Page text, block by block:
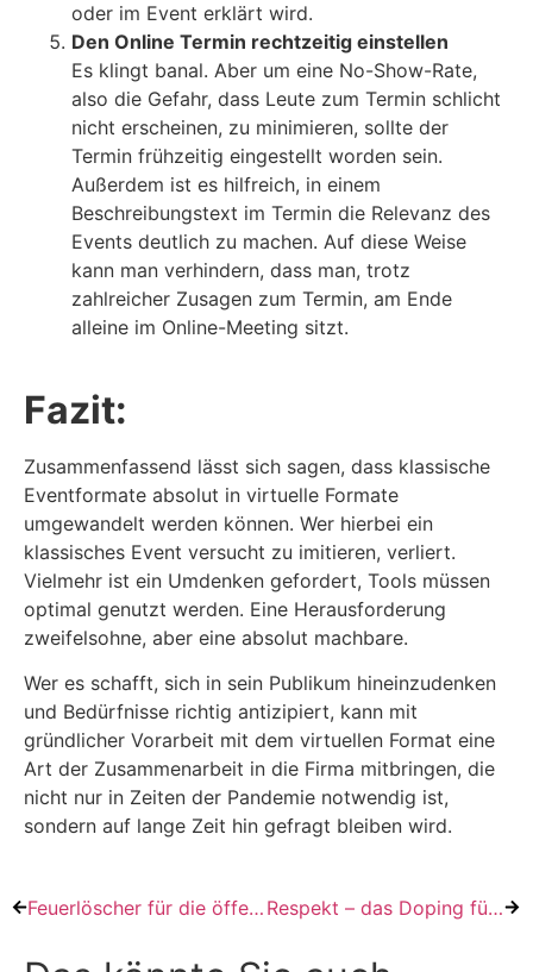
oder im Event erklärt wird.
Den Online Termin rechtzeitig einstellen
Es klingt banal. Aber um eine No-Show-Rate,
also die Gefahr, dass Leute zum Termin schlicht
nicht erscheinen, zu minimieren, sollte der
Termin frühzeitig eingestellt worden sein.
Außerdem ist es hilfreich, in einem
Beschreibungstext im Termin die Relevanz des
Events deutlich zu machen. Auf diese Weise
kann man verhindern, dass man, trotz
zahlreicher Zusagen zum Termin, am Ende
alleine im Online-Meeting sitzt.
Fazit:
Zusammenfassend lässt sich sagen, dass klassische
Eventformate absolut in virtuelle Formate
umgewandelt werden können. Wer hierbei ein
klassisches Event versucht zu imitieren, verliert.
Vielmehr ist ein Umdenken gefordert, Tools müssen
optimal genutzt werden. Eine Herausforderung
zweifelsohne, aber eine absolut machbare.
Wer es schafft, sich in sein Publikum hineinzudenken
und Bedürfnisse richtig antizipiert, kann mit
gründlicher Vorarbeit mit dem virtuellen Format eine
Art der Zusammenarbeit in die Firma mitbringen, die
nicht nur in Zeiten der Pandemie notwendig ist,
sondern auf lange Zeit hin gefragt bleiben wird.
Feuerlöscher für die öffentliche Verwaltung Respekt – das Doping für die Zusammenarbeit